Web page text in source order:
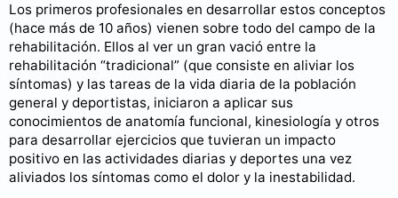
Los primeros profesionales en desarrollar estos conceptos
(hace más de 10 años) vienen sobre todo del campo de la
rehabilitación. Ellos al ver un gran vació entre la
rehabilitación “tradicional” (que consiste en aliviar los
síntomas) y las tareas de la vida diaria de la población
general y deportistas, iniciaron a aplicar sus
conocimientos de anatomía funcional, kinesiología y otros
para desarrollar ejercicios que tuvieran un impacto
positivo en las actividades diarias y deportes una vez
aliviados los síntomas como el dolor y la inestabilidad.